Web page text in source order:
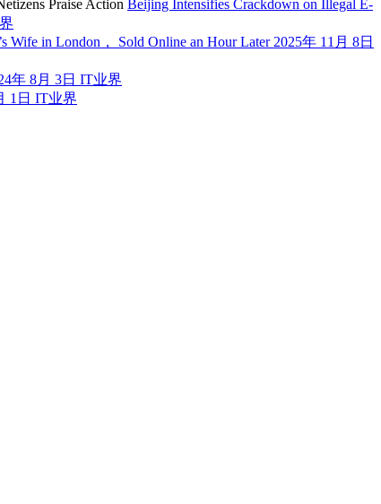
Beijing Intensifies Crackdown on Illegal E-
Wife in London， Sold Online an Hour Later 2025年 11月 8日
年 8月 3日 IT业界
1日 IT业界